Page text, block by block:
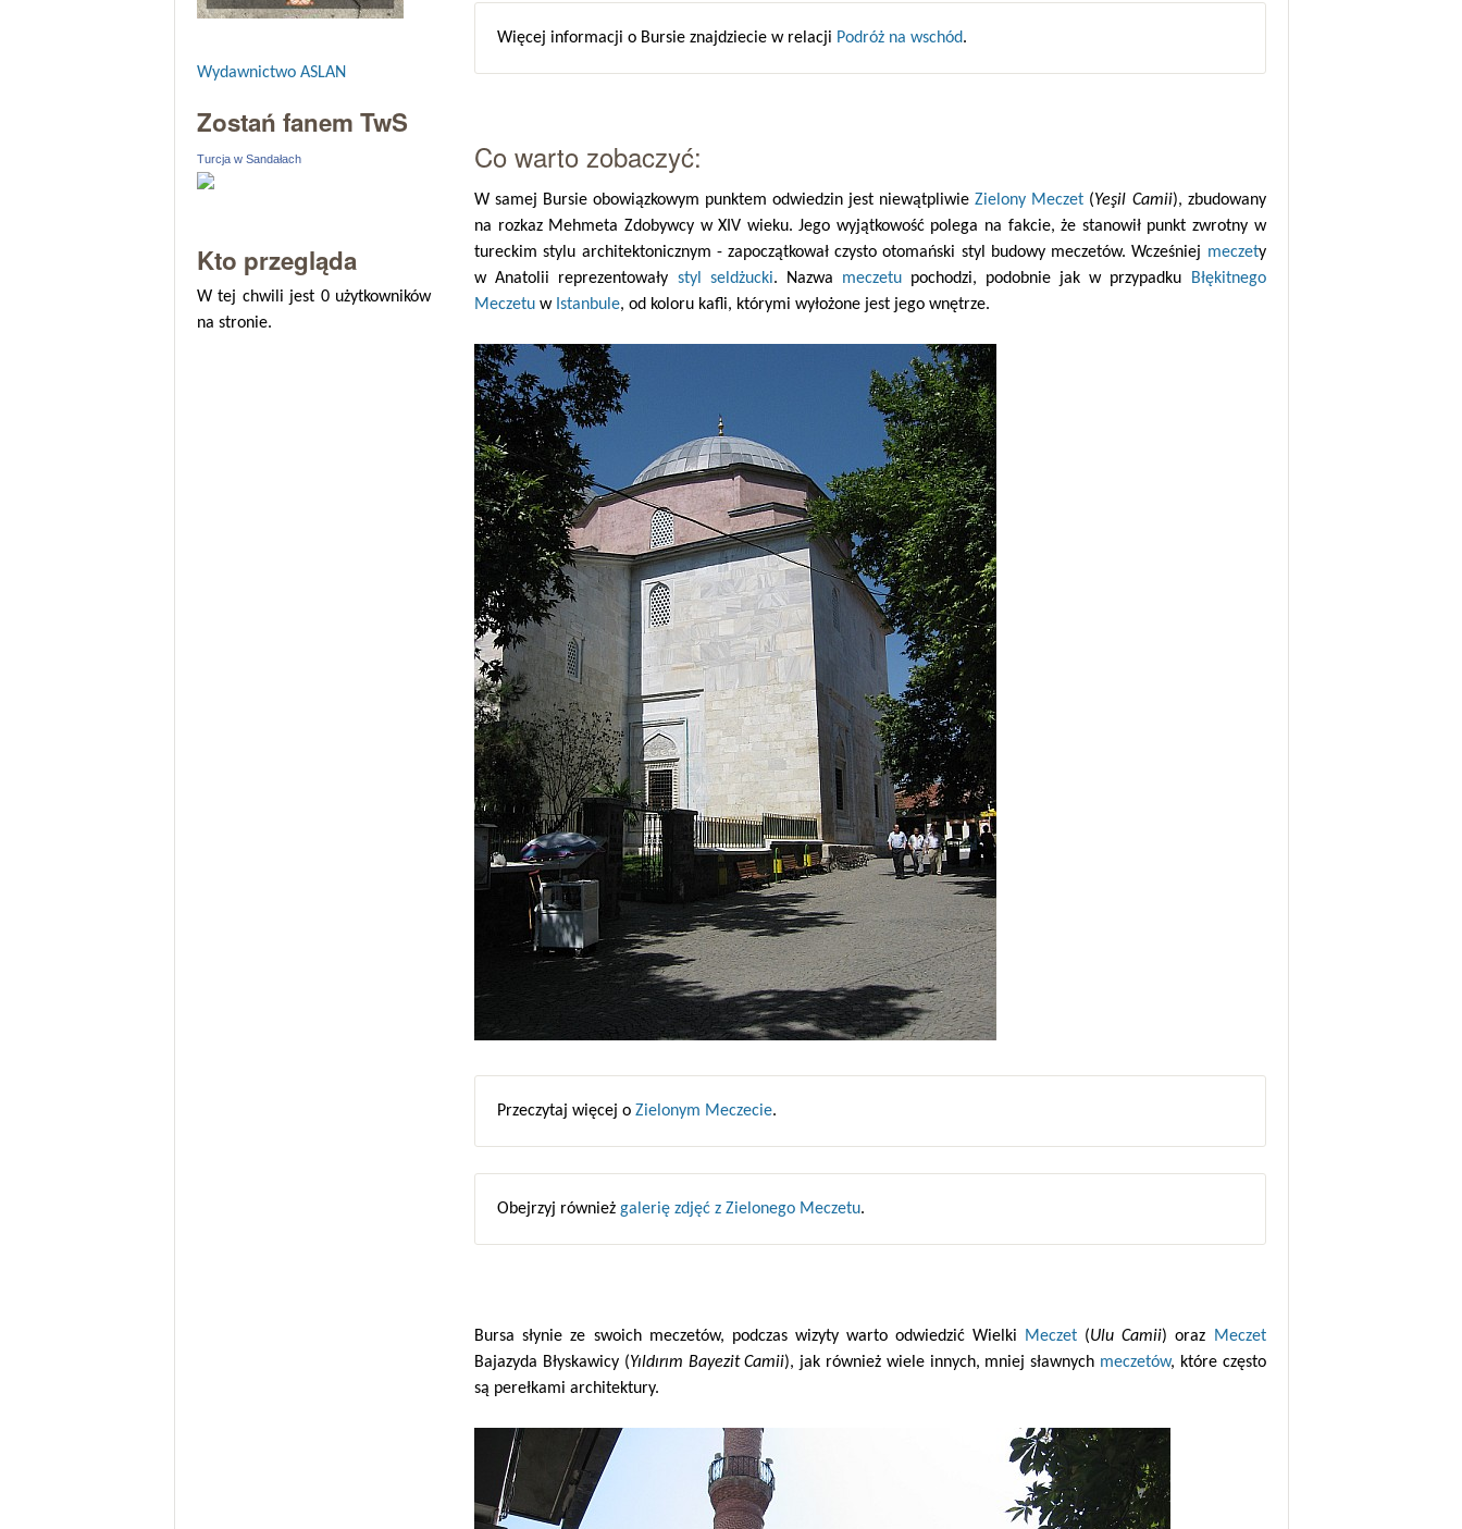
Więcej informacji o Bursie znajdziecie w relacji Podróż na wschód.
Co warto zobaczyć:
W samej Bursie obowiązkowym punktem odwiedzin jest niewątpliwieZielony Meczet (Yeşil Camii), zbudowany
na rozkaz Mehmeta Zdobywcy w XIV wieku. Jego wyjątkowość polega na fakcie, że stanowił punkt zwrotny w
tureckim stylu architektonicznym - zapoczątkował czysto otomański styl budowy meczetów. Wcześniej meczety
w Anatolii reprezentowały styl seldżucki. Nazwa meczetupochodzi, podobnie jak w przypadku
Błękitnego
Meczetu w Istanbule, od koloru kafli, którymi wyłożone jest jego wnętrze.
Przeczytaj więcej oZielonym Meczecie.
Obejrzyj równieżgalerię zdjęć z Zielonego Meczetu.
Bursa słynie ze swoich meczetów, podczas wizyty warto odwiedzić Wielki Meczet (Ulu Camii) oraz
Meczet
Bajazyda Błyskawicy (Yıldırım Bayezit Camii), jak również wiele innych, mniej sławnych meczetów, które często
są perełkami architektury.
Wydawnictwo ASLAN
Zostań fanem TwS
Turcja w Sandałach
Kto przegląda
W tej chwili jest 0 użytkowników
na stronie.